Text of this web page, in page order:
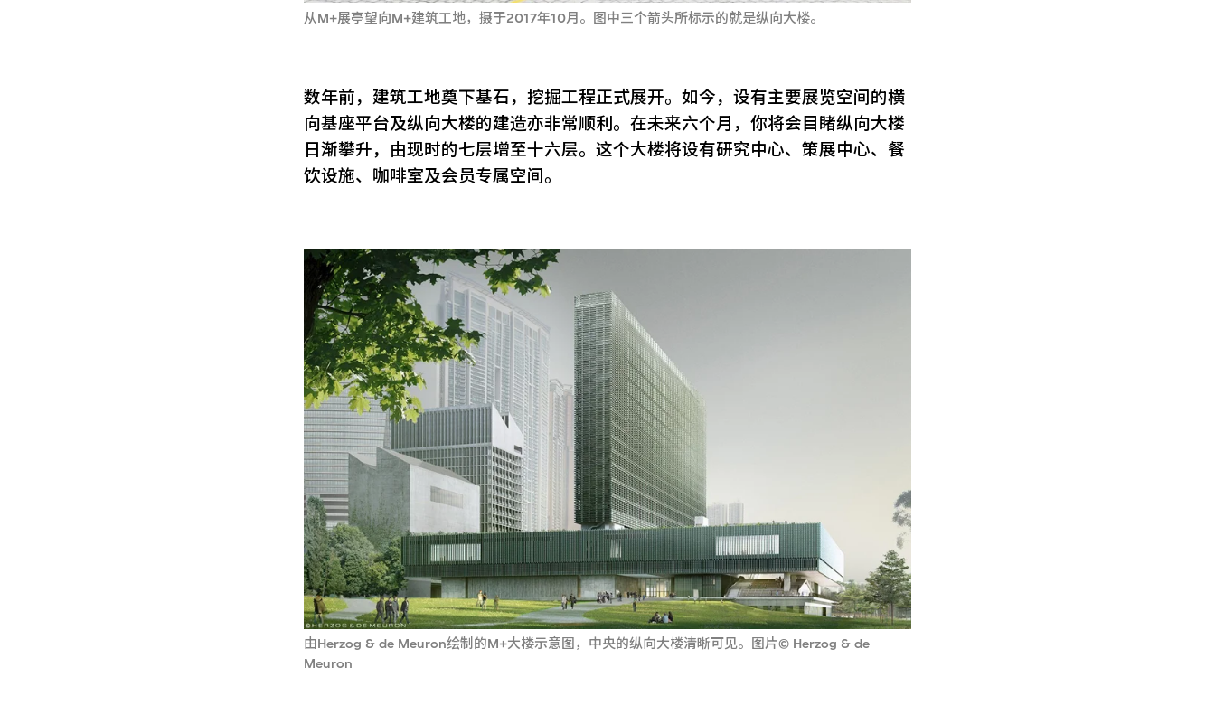
从M+展亭望向M+建筑工地，摄于2017年10月。图中三个箭头所标示的就是纵向大楼。
数年前，建筑工地奠下基石，挖掘工程正式展开。如今，设有主要展览空间的横
向基座平台及纵向大楼的建造亦非常顺利。在未来六个月，你将会目睹纵向大楼
日渐攀升，由现时的七层增至十六层。这个大楼将设有研究中心、策展中心、餐
饮设施、咖啡室及会员专属空间。
由Herzog & de Meuron绘制的M+大楼示意图，中央的纵向大楼清晰可见。图片© Herzog & de
Meuron